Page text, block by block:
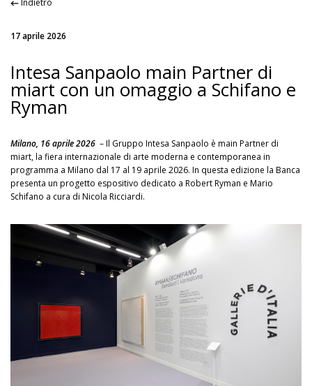
17 aprile 2026
Intesa Sanpaolo main Partner di
miart con un omaggio a Schifano e
Ryman
Milano, 16 aprile 2026 – Il Gruppo Intesa Sanpaolo è main Partner di
miart, la fiera internazionale di arte moderna e contemporanea in
programma a Milano dal 17 al 19 aprile 2026. In questa edizione la Banca
presenta un progetto espositivo dedicato a Robert Ryman e Mario
Schifano a cura di Nicola Ricciardi.